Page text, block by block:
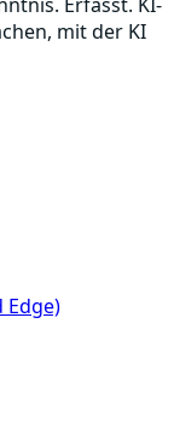
mit der KI
Edge)